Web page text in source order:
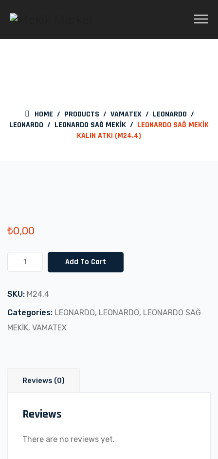
HOME / PRODUCTS /VAMATEX / LEONARDO /
LEONARDO / LEONARDO SAĞ MEKİK / LEONARDO SAĞ MEKİK
KALIN ATKI (M24.4)
₺0,00
LEONARDO
SAĞ
KALIN
ATKI
quantity
Add To Cart
SKU: M24.4
Categories: LEONARDO, LEONARDO, LEONARDO SAĞ
MEKİK, VAMATEX
Reviews (0)
Reviews
There are no reviews yet.